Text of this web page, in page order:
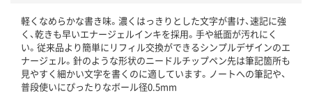
この商品の環境配慮ポイントです。下記商品詳細「
アスクル商品環境スコア詳細／加点項目
」で確認できます。
軽くなめらかな書き味。濃くはっきりとした文字が書け、速記に強
く、乾きも早いエナージェルインキを採用。手や紙面が汚れにく
い。従来品より簡単にリフィル交換ができるシンプルデザインのエ
ナージェル。針のような形状のニードルチップペン先は筆記箇所も
見やすく細かい文字を書くのに適しています。ノートへの筆記や、
普段使いにぴったりなボール径0.5mm